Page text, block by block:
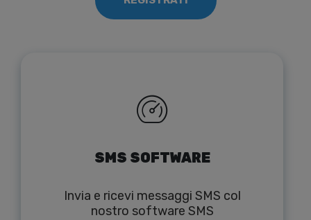
SMS SOFTWARE
Invia e ricevi messaggi SMS col
nostro software SMS